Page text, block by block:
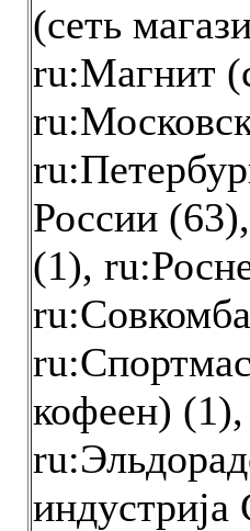
(сеть
ru:Магнит
России (63)
(1),
кофеен) (1)
индустрија